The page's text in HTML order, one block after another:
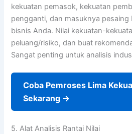
kekuatan pemasok, kekuatan
pengganti, dan masuknya pesaing
bisnis Anda. Nilai kekuatan-
peluang/risiko, dan buat
Sangat penting untuk analisis
Coba Pemroses Lima
Sekarang →
5. Alat Analisis Rantai Nilai